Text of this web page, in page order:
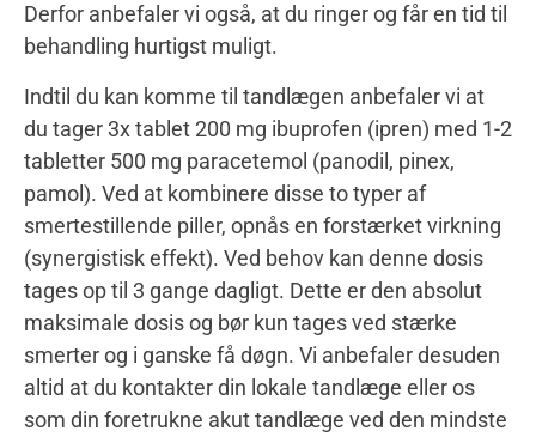
Derfor anbefaler vi også, at du ringer og får en tid til
behandling hurtigst muligt.
Indtil du kan komme til tandlægen anbefaler vi at
du tager 3x tablet 200 mg ibuprofen (ipren) med 1-2
tabletter 500 mg paracetemol (panodil, pinex,
pamol). Ved at kombinere disse to typer af
smertestillende piller, opnås en forstærket virkning
(synergistisk effekt). Ved behov kan denne dosis
tages op til 3 gange dagligt. Dette er den absolut
maksimale dosis og bør kun tages ved stærke
smerter og i ganske få døgn. Vi anbefaler desuden
altid at du kontakter din lokale tandlæge eller os
som din foretrukne akut tandlæge ved den mindste